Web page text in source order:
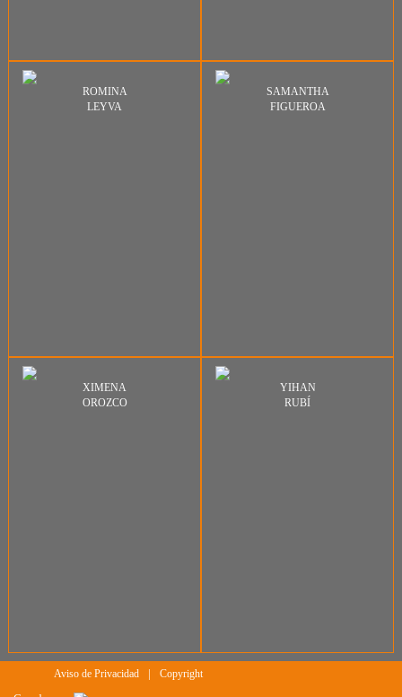
ROMINA
LEYVA
SAMANTHA
FIGUEROA
XIMENA
OROZCO
YIHAN
RUBÍ
Aviso de Privacidad | Copyright